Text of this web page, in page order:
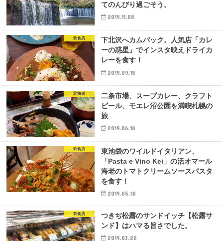
てのんびり過ごそう。
2019.11.08
飲食店
下北沢へカムバック。人気店「カレ
ーの惑星」でインスタ映えドライカ
レーを食す！
2019.09.18
北海道
二条市場、スープカレー、クラフト
ビール、モエレ沼公園を満喫札幌の
旅
2019.06.18
飲食店
東池袋のワイルドイタリアン、
「Pasta e Vino Kei」の活オマール
海老のトマトクリームソースパスタ
を食す！
2019.05.10
飲食店
つきぢ松露のサンドイッチ【松露サ
ンド】はハマる旨さでした。
2019.03.22